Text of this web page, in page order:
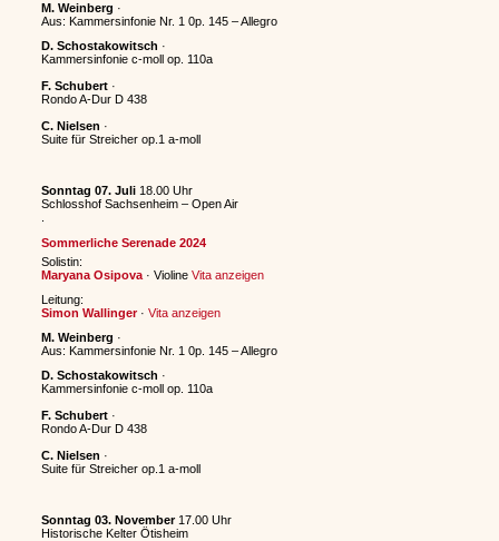
M. Weinberg ·
Aus: Kammersinfonie Nr. 1 0p. 145 – Allegro
D. Schostakowitsch ·
Kammersinfonie c-moll op. 110a
F. Schubert·
Rondo A-Dur D 438
C. Nielsen ·
Suite für Streicher op.1 a-moll
Sonntag 07. Juli 18.00 Uhr
Schlosshof Sachsenheim – Open Air
Sommerliche Serenade 2024
Solistin:
Maryana Osipova · Violine Vita anzeigen
Leitung:
Simon Wallinger· Vita anzeigen
M. Weinberg ·
Aus: Kammersinfonie Nr. 1 0p. 145 – Allegro
D. Schostakowitsch ·
Kammersinfonie c-moll op. 110a
F. Schubert·
Rondo A-Dur D 438
C. Nielsen ·
Suite für Streicher op.1 a-moll
Sonntag 03. November 17.00 Uhr
Historische Kelter Ötisheim